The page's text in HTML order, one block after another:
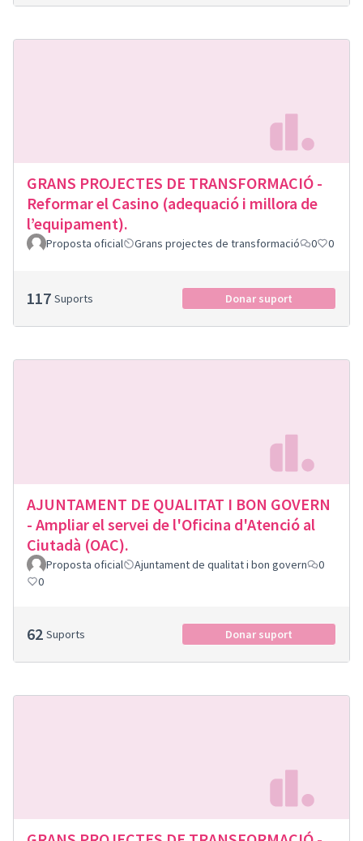
GRANS PROJECTES DE TRANSFORMACIÓ -
Reformar el Casino (adequació i millora de
l’equipament).
Proposta oficial Grans projectes de transformació 0 0
117 Suports Donar suport
AJUNTAMENT DE QUALITAT I BON GOVERN
- Ampliar el servei de l'Oficina d'Atenció al
Ciutadà (OAC).
Proposta oficial Ajuntament de qualitat i bon govern
0
0
62 Suports Donar suport